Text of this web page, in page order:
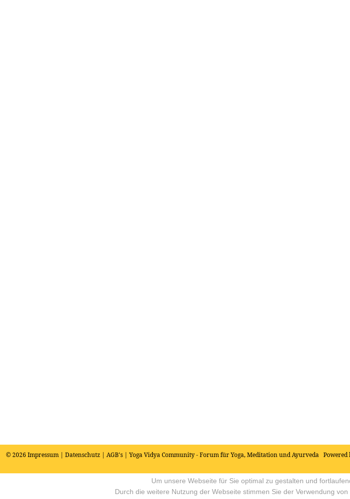
© 2026 Impressum | Datenschutz | AGB's | Yoga Vidya Community - Forum für Yoga, Meditation und Ayurveda Powered
Um unsere Webseite für Sie optimal zu gestalten und
Durch die weitere Nutzung der Webseite stimmen Sie der Verwendung von